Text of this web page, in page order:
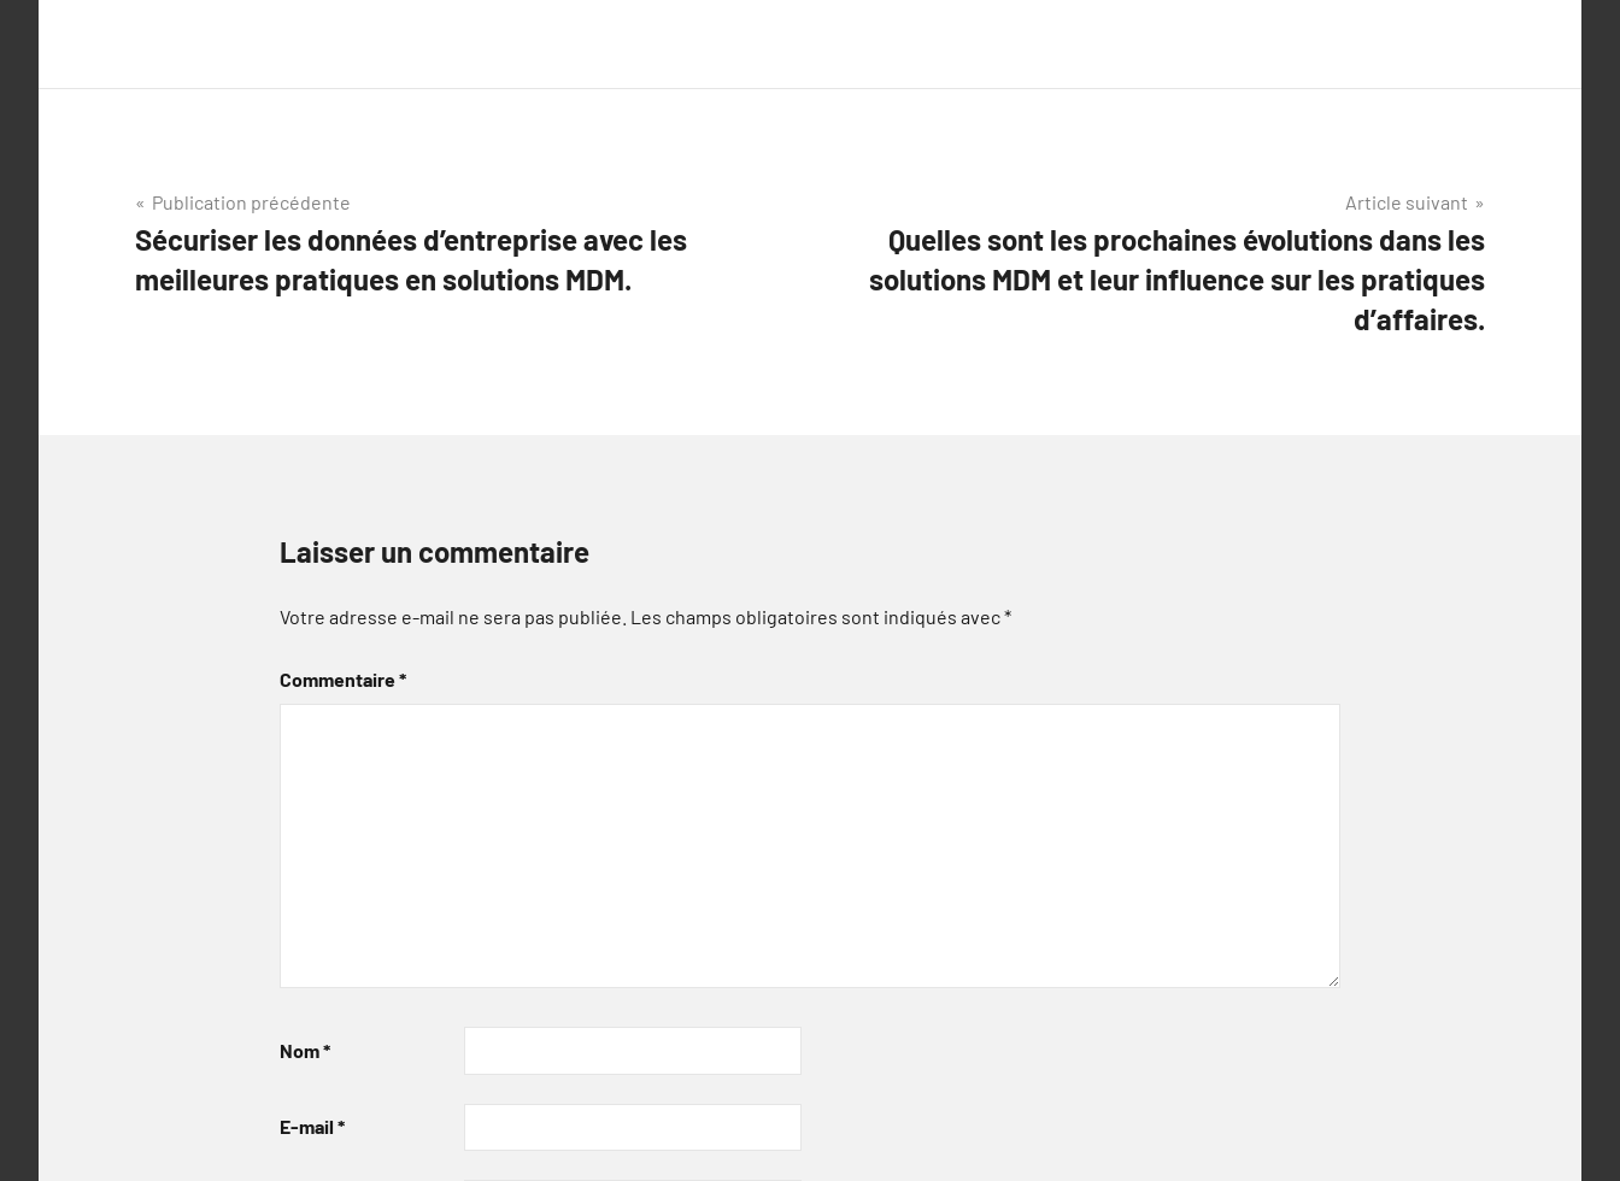
Navigation
de
l’article
Publication précédente
Sécuriser les données d’entreprise avec les
meilleures pratiques en solutions MDM.
Article suivant
Quelles sont les prochaines évolutions dans les
solutions MDM et leur influence sur les pratiques
d’affaires.
Laisser un commentaire
Votre adresse e-mail ne sera pas publiée. Les champs obligatoires sont indiqués avec*
Commentaire*
Nom*
E-mail *